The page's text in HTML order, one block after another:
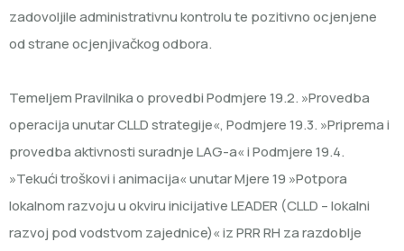
zadovoljile administrativnu kontrolu te pozitivno ocjenjene
od strane ocjenjivačkog odbora.
Temeljem Pravilnika o provedbi Podmjere 19.2. »Provedba
operacija unutar CLLD strategije«, Podmjere 19.3. »Priprema i
provedba aktivnosti suradnje LAG-a« i Podmjere 19.4.
»Tekući troškovi i animacija« unutar Mjere 19 »Potpora
lokalnom razvoju u okviru inicijative LEADER (CLLD – lokalni
razvoj pod vodstvom zajednice)« iz PRR RH za razdoblje